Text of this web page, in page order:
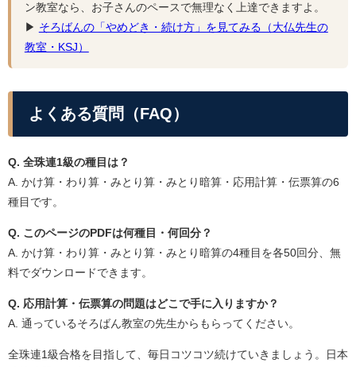
ン教室なら、お子さんのペースで無理なく上達できますよ。
▶ そろばんの「やめどき・続け方」を見てみる（大仏先生の
教室・KSJ）
よくある質問（FAQ）
Q. 全珠連1級の種目は？
A. かけ算・わり算・みとり算・みとり暗算・応用計算・伝票算の6
種目です。
Q. このページのPDFは何種目・何回分？
A. かけ算・わり算・みとり算・みとり暗算の4種目を各50回分、無
料でダウンロードできます。
Q. 応用計算・伝票算の問題はどこで手に入りますか？
A. 通っているそろばん教室の先生からもらってください。
全珠連1級合格を目指して、毎日コツコツ続けていきましょう。日本